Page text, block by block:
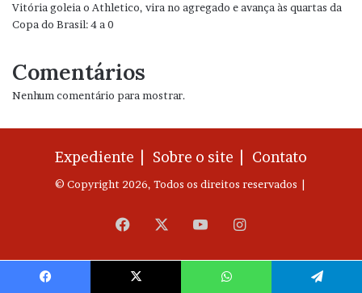
Vitória goleia o Athletico, vira no agregado e avança às quartas da
Copa do Brasil: 4 a 0
Comentários
Nenhum comentário para mostrar.
Expediente | Sobre o site | Contato
© Copyright 2026, Todos os direitos reservados |
Facebook YouTubeInstagram